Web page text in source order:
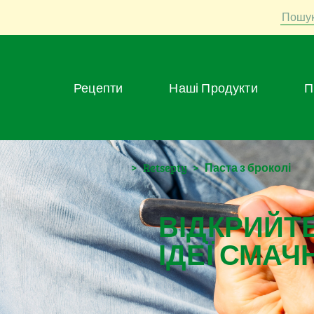
Пошук
Рецепти Наші Продукти
> Retsepty > Паста з броколі
ІДЕЇ